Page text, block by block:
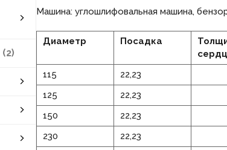
2
Машина: углошлифовальная машина,
Диаметр Посадка
115
22,23
125
22,23
150
22,23
230
22,23